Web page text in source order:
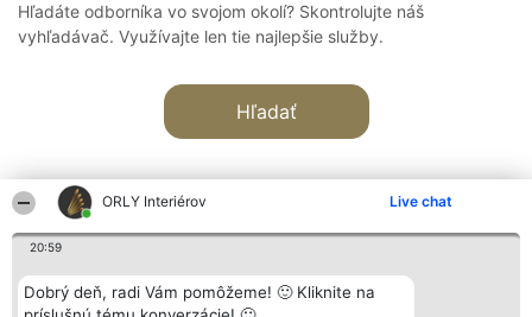
ORLY Interiérov Live chat
20:59
Dobrý deň, radi Vám pomôžeme! 🙂 Kliknite na
Hľadáte odborníka vo svojom okolí? Skontrolujte náš
vyhľadávač. Využívajte len tie najlepšie služby.
Hľadať
Organizátor hodnotenia
Bright Side Solutions sp. z o.
Hodnotenie
Laureáti
Kontakt
Kontakt